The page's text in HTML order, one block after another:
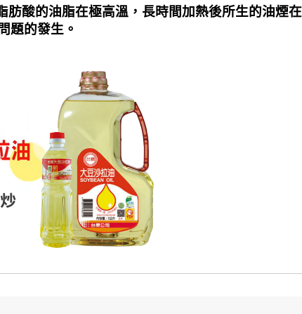
酸的油脂在極高溫，長時間加熱後所生的油煙
題的發生。